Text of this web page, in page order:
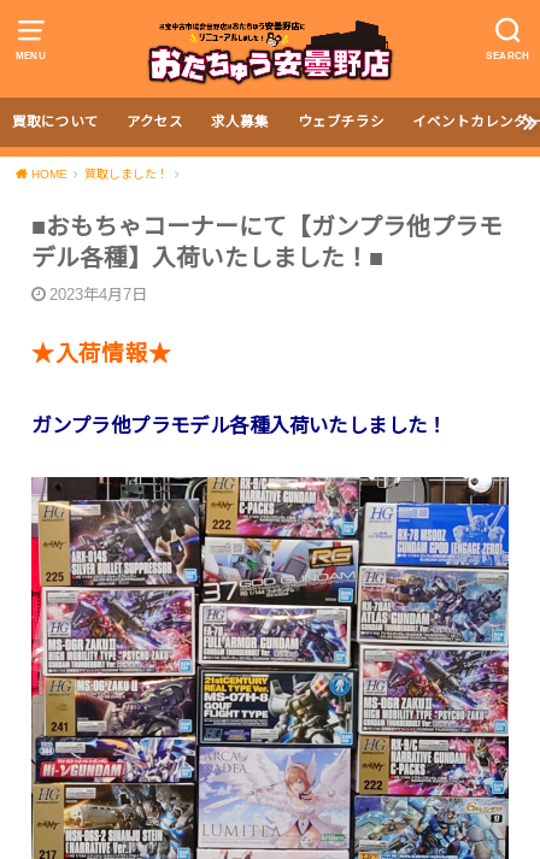
MENU SEARCH
買取について アクセス 求人募集 ウェブチラシ イベントカレンダ
HOME 買取しました！
■おもちゃコーナーにて【ガンプラ他プラモ
デル各種】入荷いたしました！■
2023年4月7日
★入荷情報★
ガンプラ他プラモデル各種入荷いたしました！